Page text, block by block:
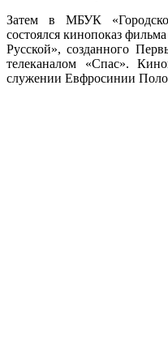
Затем в МБУК
состоялся кинопоказ
Русской», созданного
телеканалом «Спас».
служении Евфросинии